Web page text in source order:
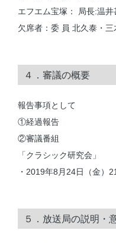
エフエム宝塚： 局長:温
欠席者：委 員 北久泰・三
４．審議の概要
報告事項として
①経過報告
②審議番組
「クラシック研究会」
・2019年8月24日（金）
５．放送局の説明・